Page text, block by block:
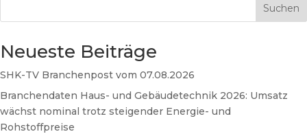
Suchen
Neueste Beiträge
SHK-TV Branchenpost vom 07.08.2026
Branchendaten Haus- und Gebäudetechnik 2026: Umsatz
wächst nominal trotz steigender Energie- und
Rohstoffpreise